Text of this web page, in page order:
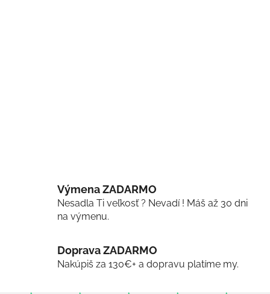
Výmena ZADARMO
Nesadla Ti veľkosť ? Nevadí ! Máš až 30 dni
na výmenu.
Doprava ZADARMO
Nakúpiš za 130€+ a dopravu platíme my.